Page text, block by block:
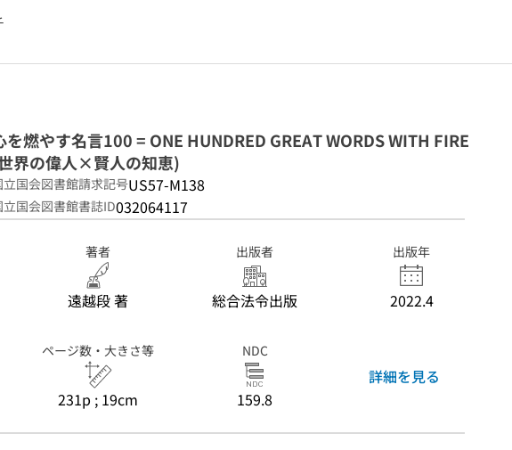
ページへのリンク
を燃やす名言100 = ONE HUNDRED GREAT WORDS WITH FIRE
界の偉人×賢人の知恵)
立国会図書館請求記号US57-M138
立国会図書館書誌ID032064117
著者
遠越段 著
出版者
総合法令出版
出版年
2022.4
ページ数・大きさ等
231p ; 19cm
NDC
159.8
詳細を見る